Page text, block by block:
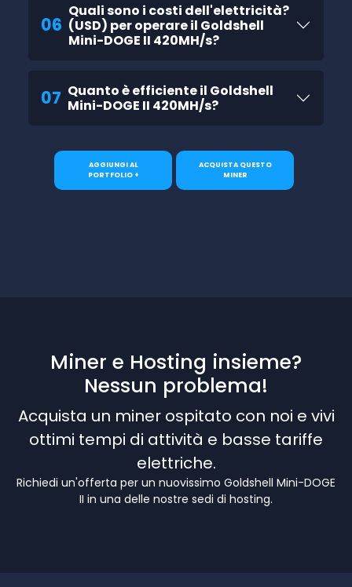
06
Quali sono i costi dell'elettricità?
(USD) per operare il Goldshell
Mini-DOGE II 420MH/s?
07 Quanto è efficiente il Goldshell
Mini-DOGE II 420MH/s?
AGGIUNGI AL
PORTFOLIO +
ACQUISTA QUESTO
MINER
Miner e Hosting insieme?
Nessun problema!
Acquista un miner ospitato con noi e vivi
ottimi tempi di attività e basse tariffe
elettriche.
Richiedi un'offerta per un nuovissimo Goldshell Mini-DOGE
II in una delle nostre sedi di hosting.